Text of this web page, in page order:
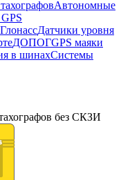
Автономные
Датчики уровня
ДОПОГGPS маяки
в шинахСистемы
без СКЗИ